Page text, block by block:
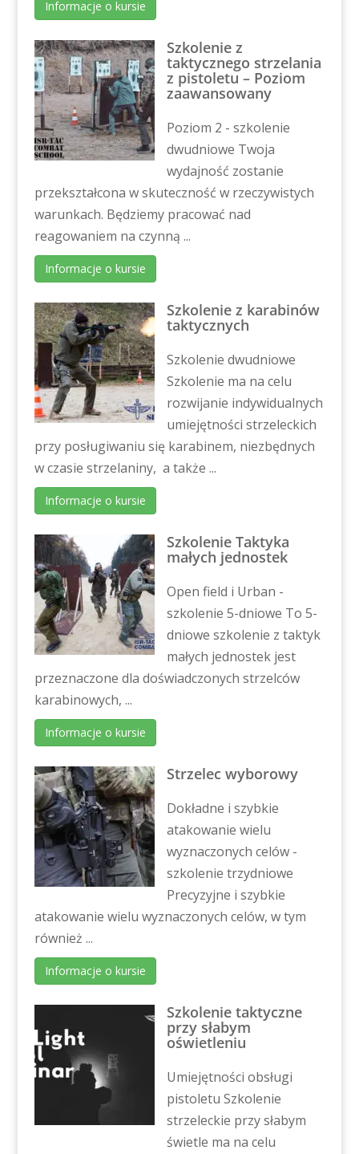
Informacje o kursie
Szkolenie z
taktycznego strzelania
z pistoletu – Poziom
zaawansowany
Poziom 2 - szkolenie
dwudniowe Twoja
wydajność zostanie
przekształcona w skuteczność w rzeczywistych
warunkach. Będziemy pracować nad
reagowaniem na czynną ...
Informacje o kursie
Szkolenie z karabinów
taktycznych
Szkolenie dwudniowe
Szkolenie ma na celu
rozwijanie indywidualnych
umiejętności strzeleckich
przy posługiwaniu się karabinem, niezbędnych
w czasie strzelaniny, a także ...
Informacje o kursie
Szkolenie Taktyka
małych jednostek
Open field i Urban -
szkolenie 5-dniowe To 5-
dniowe szkolenie z taktyk
małych jednostek jest
przeznaczone dla doświadczonych strzelców
karabinowych, ...
Informacje o kursie
Strzelec wyborowy
Dokładne i szybkie
atakowanie wielu
wyznaczonych celów -
szkolenie trzydniowe
Precyzyjne i szybkie
atakowanie wielu wyznaczonych celów, w tym
również ...
Informacje o kursie
Szkolenie taktyczne
przy słabym
oświetleniu
Umiejętności obsługi
pistoletu Szkolenie
strzeleckie przy słabym
świetle ma na celu